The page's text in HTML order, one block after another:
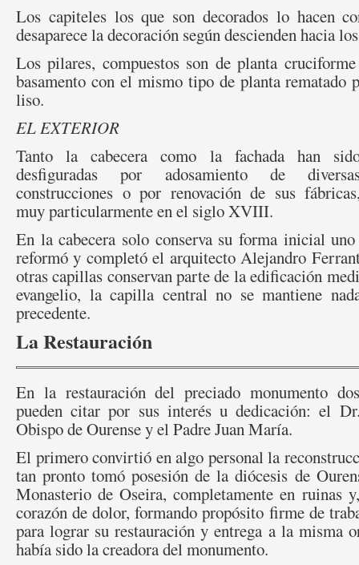
Los capiteles los que son decorados lo hacen
desaparece la decoración según descienden hacia
Los pilares, compuestos son de planta
basamento con el mismo tipo de planta rematado
liso.
EL EXTERIOR
Tanto la cabecera como la fachada han
desfiguradas por adosamiento de
construcciones o por renovación de sus
muy particularmente en el siglo XVIII.
En la cabecera solo conserva su forma inicial
reformó y completó el arquitecto Alejandro
otras capillas conservan parte de la edificación
evangelio, la capilla central no se mantiene
precedente.
La Restauración
En la restauración del preciado monumento
pueden citar por sus interés u dedicación: el
Obispo de Ourense y el Padre Juan María.
El primero convirtió en algo personal la
tan pronto tomó posesión de la diócesis de
Monasterio de Oseira, completamente en ruinas
corazón de dolor, formando propósito firme de
para lograr su restauración y entrega a la misma
había sido la creadora del monumento.